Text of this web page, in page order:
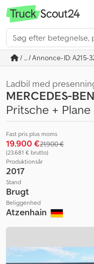
/ ... / Annonce-ID: A215-
Ladbil med
MERCEDES-
Pritsche +
Fast pris plus moms
19.900 €21.900 €
(23.681 € brutto)
Produktionsår
2017
Stand
Brugt
Beliggenhed
Atzenhain